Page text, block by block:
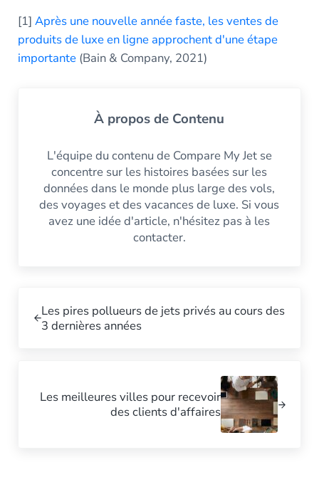
[1] Après une nouvelle année faste, les ventes de
produits de luxe en ligne approchent d'une étape
importante(Bain & Company, 2021)
À propos de Contenu
L'équipe du contenu de Compare My Jet se
concentre sur les histoires basées sur les
données dans le monde plus large des vols,
des voyages et des vacances de luxe. Si vous
avez une idée d'article, n'hésitez pas à les
contacter.
Les pires pollueurs de jets privés au cours des
3 dernières années
Les meilleures villes pour recevoir
des clients d'affaires